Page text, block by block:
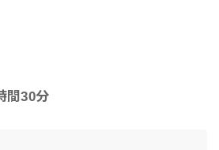
間30分